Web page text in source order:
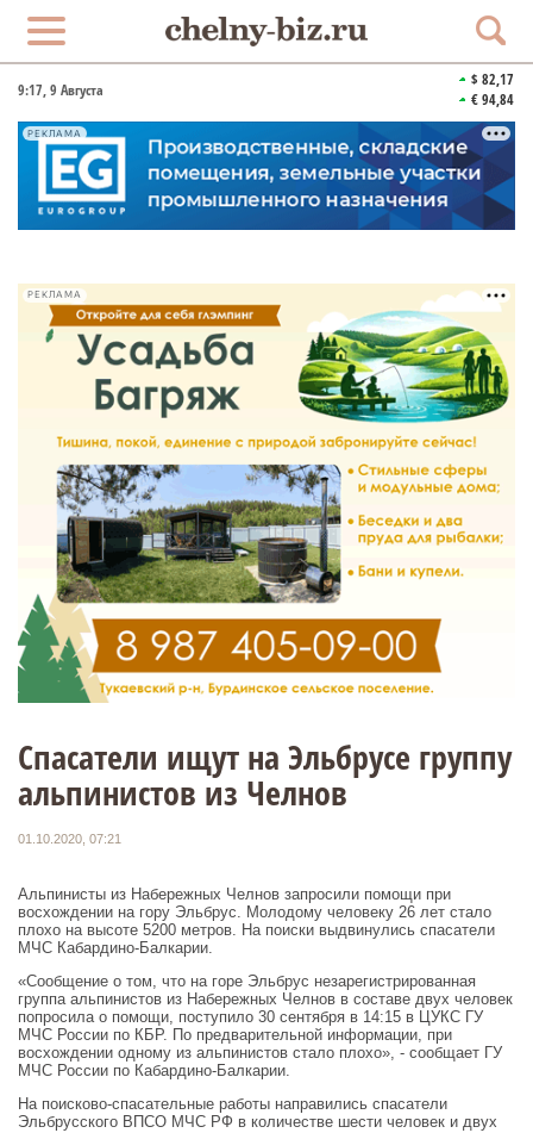
9:17, 9 Августа
$ 82,17
€ 94,84
РЕКЛАМА
РЕКЛАМА
Спасатели ищут на Эльбрусе группу
альпинистов из Челнов
01.10.2020, 07:21
Альпинисты из Набережных Челнов запросили помощи при
восхождении на гору Эльбрус. Молодому человеку 26 лет стало
плохо на высоте 5200 метров. На поиски выдвинулись спасатели
МЧС Кабардино-Балкарии.
«Сообщение о том, что на горе Эльбрус незарегистрированная
группа альпинистов из Набережных Челнов в составе двух человек
попросила о помощи, поступило 30 сентября в 14:15 в ЦУКС ГУ
МЧС России по КБР. По предварительной информации, при
восхождении одному из альпинистов стало плохо», - сообщает ГУ
МЧС России по Кабардино-Балкарии.
На поисково-спасательные работы направились спасатели
Эльбрусского ВПСО МЧС РФ в количестве шести человек и двух